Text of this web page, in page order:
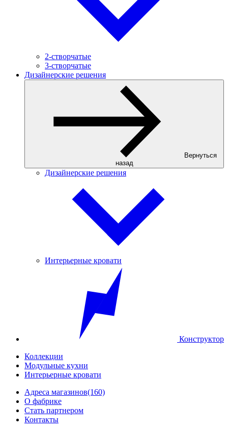
2-створчатые
3-створчатые
Дизайнерские решения
Вернуться
назад
Дизайнерские решения
Интерьерные кровати
Конструктор
Коллекции
Модульные кухни
Интерьерные кровати
Адреса магазинов(160)
О фабрике
Стать партнером
Контакты